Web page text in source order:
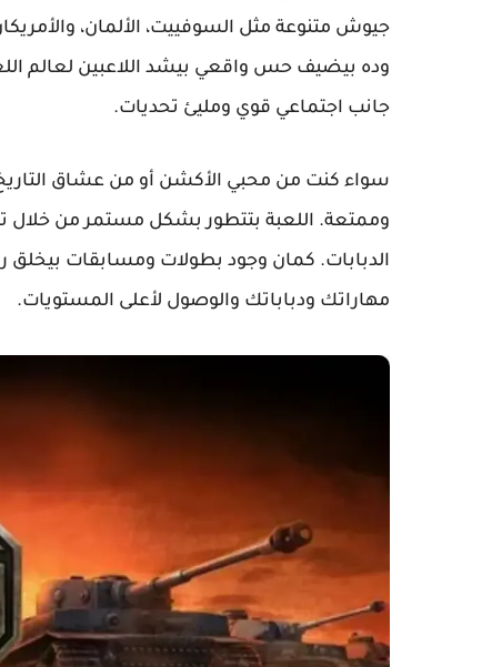
جيوش متنوعة مثل السوفييت، الألمان،
وده بيضيف حس واقعي بيشد اللاعبين لعالم
جانب اجتماعي قوي ومليئ تحديات.
سواء كنت من محبي الأكشن أو من عشاق التاريخ
وممتعة. اللعبة بتتطور بشكل مستمر من خلال
الدبابات. كمان وجود بطولات ومسابقات
مهاراتك ودباباتك والوصول لأعلى المستويات.